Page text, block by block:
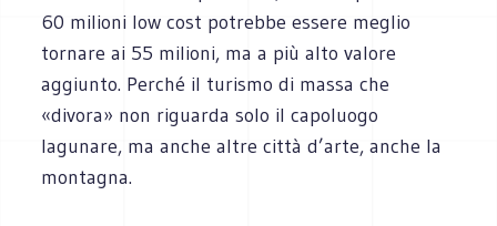
60 milioni low cost potrebbe essere meglio
tornare ai 55 milioni, ma a più alto valore
aggiunto. Perché il turismo di massa che
«divora» non riguarda solo il capoluogo
lagunare, ma anche altre città d’arte, anche la
montagna.